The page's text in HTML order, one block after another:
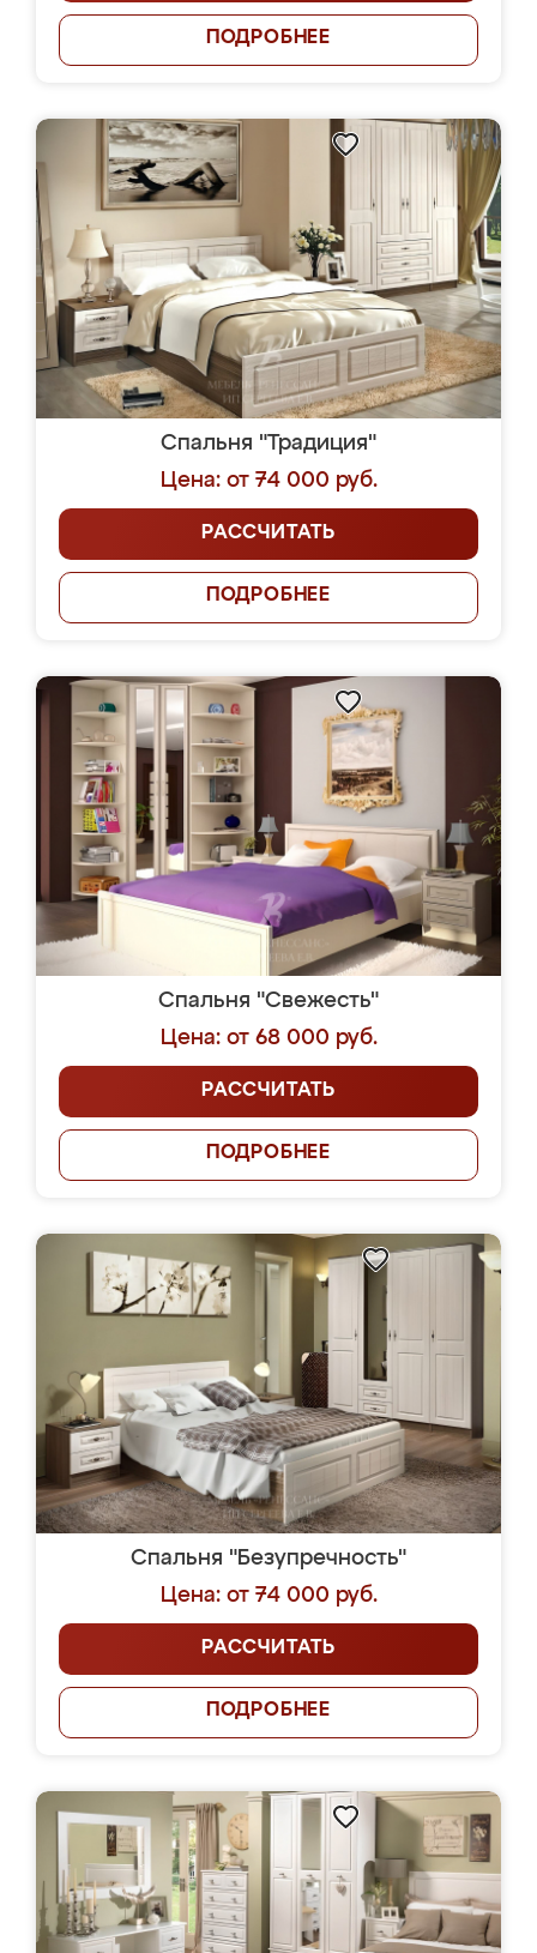
ПОДРОБНЕЕ
Спальня "Традиция"
Цена: от 74 000 руб.
РАССЧИТАТЬ
ПОДРОБНЕЕ
Спальня "Свежесть"
Цена: от 68 000 руб.
РАССЧИТАТЬ
ПОДРОБНЕЕ
Спальня "Безупречность"
Цена: от 74 000 руб.
РАССЧИТАТЬ
ПОДРОБНЕЕ